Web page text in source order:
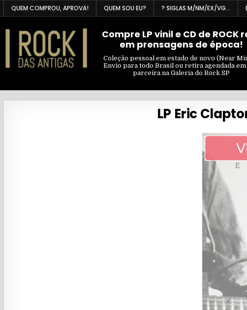
Skip
to
content
QUEM COMPROU, APROVA! QUEM SOU EU? ? SIGLAS M/NM/EX/VG…
Compre LP vinil e CD de ROCK
em prensagens de época!
Coleção pessoal em estado de novo (Near
Envio para todo Brasil ou retira agendada
parceira na Galeria do Rock SP
LP Eric